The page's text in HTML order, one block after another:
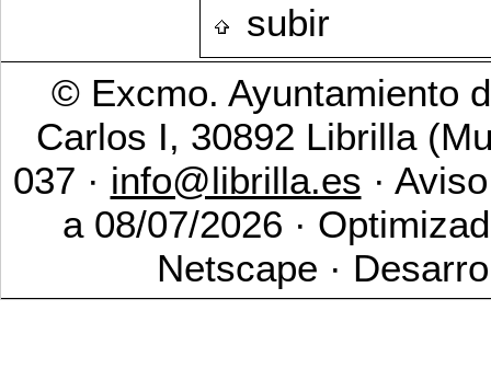
subir
© Excmo. Ayuntamiento
Carlos I, 30892 Librilla
037 · info@librilla.es ·
a 08/07/2026 ·
Netscape ·